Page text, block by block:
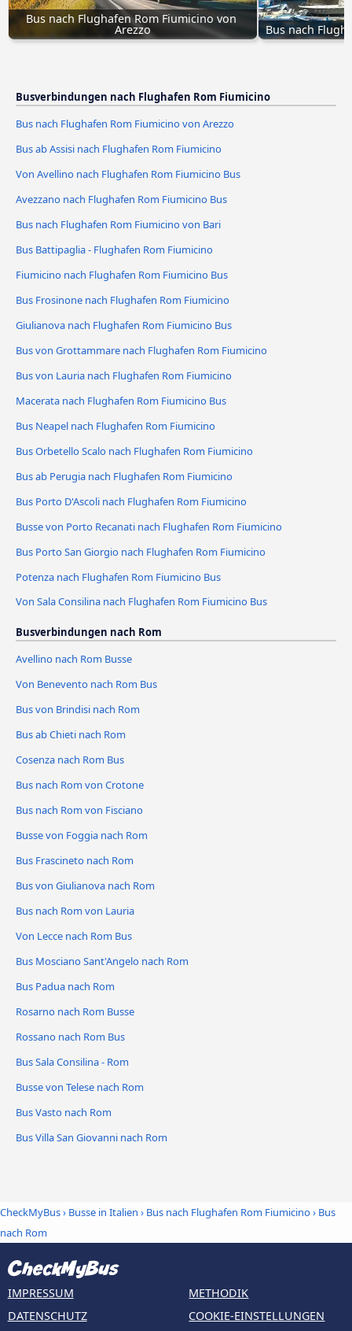
Bus nach Flughafen Rom Fiumicino von
Arezzo Bus nach
Busverbindungen nach Flughafen Rom Fiumicino
Bus nach Flughafen Rom Fiumicino von Arezzo
Bus ab Assisi nach Flughafen Rom Fiumicino
Von Avellino nach Flughafen Rom Fiumicino Bus
Avezzano nach Flughafen Rom Fiumicino Bus
Bus nach Flughafen Rom Fiumicino von Bari
Bus Battipaglia - Flughafen Rom Fiumicino
Fiumicino nach Flughafen Rom Fiumicino Bus
Bus Frosinone nach Flughafen Rom Fiumicino
Giulianova nach Flughafen Rom Fiumicino Bus
Bus von Grottammare nach Flughafen Rom Fiumicino
Bus von Lauria nach Flughafen Rom Fiumicino
Macerata nach Flughafen Rom Fiumicino Bus
Bus Neapel nach Flughafen Rom Fiumicino
Bus Orbetello Scalo nach Flughafen Rom Fiumicino
Bus ab Perugia nach Flughafen Rom Fiumicino
Bus Porto D'Ascoli nach Flughafen Rom Fiumicino
Busse von Porto Recanati nach Flughafen Rom Fiumicino
Bus Porto San Giorgio nach Flughafen Rom Fiumicino
Potenza nach Flughafen Rom Fiumicino Bus
Von Sala Consilina nach Flughafen Rom Fiumicino Bus
Busverbindungen nach Rom
Avellino nach Rom Busse
Von Benevento nach Rom Bus
Bus von Brindisi nach Rom
Bus ab Chieti nach Rom
Cosenza nach Rom Bus
Bus nach Rom von Crotone
Bus nach Rom von Fisciano
Busse von Foggia nach Rom
Bus Frascineto nach Rom
Bus von Giulianova nach Rom
Bus nach Rom von Lauria
Von Lecce nach Rom Bus
Bus Mosciano Sant'Angelo nach Rom
Bus Padua nach Rom
Rosarno nach Rom Busse
Rossano nach Rom Bus
Bus Sala Consilina - Rom
Busse von Telese nach Rom
Bus Vasto nach Rom
Bus Villa San Giovanni nach Rom
CheckMyBus› Busse in Italien › Bus nach Flughafen Rom Fiumicino› Bus
nach Rom
IMPRESSUM
DATENSCHUTZ
METHODIK
COOKIE-EINSTELLUNGEN